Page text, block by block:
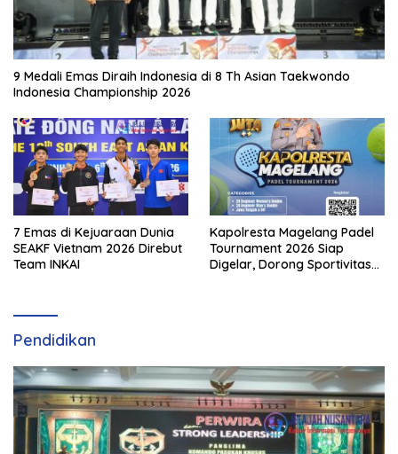
9 Medali Emas Diraih Indonesia di 8 Th Asian Taekwondo
Indonesia Championship 2026
7 Emas di Kejuaraan Dunia
SEAKF Vietnam 2026 Direbut
Team INKAI
Kapolresta Magelang Padel
Tournament 2026 Siap
Digelar, Dorong Sportivitas
Pendidikan